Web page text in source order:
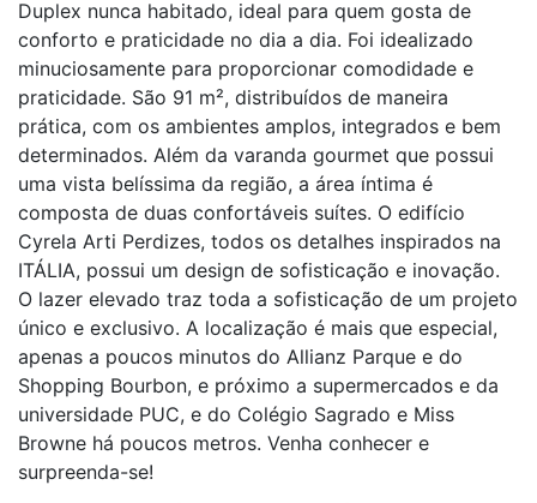
Duplex nunca habitado, ideal para quem gosta de
conforto e praticidade no dia a dia. Foi idealizado
minuciosamente para proporcionar comodidade e
praticidade. São 91 m², distribuídos de maneira
prática, com os ambientes amplos, integrados e bem
determinados. Além da varanda gourmet que possui
uma vista belíssima da região, a área íntima é
composta de duas confortáveis suítes. O edifício
Cyrela Arti Perdizes, todos os detalhes inspirados na
ITÁLIA, possui um design de sofisticação e inovação.
O lazer elevado traz toda a sofisticação de um projeto
único e exclusivo. A localização é mais que especial,
apenas a poucos minutos do Allianz Parque e do
Shopping Bourbon, e próximo a supermercados e da
universidade PUC, e do Colégio Sagrado e Miss
Browne há poucos metros. Venha conhecer e
surpreenda-se!